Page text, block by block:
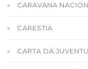
CARAVANA
CARESTIA
CARTA DA